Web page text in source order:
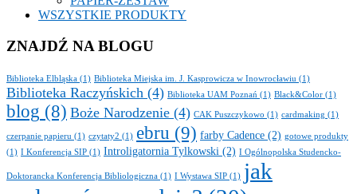
WSZYSTKIE PRODUKTY
ZNAJDŹ NA BLOGU
Biblioteka Elbląska (1) Biblioteka Miejska im. J. Kasprowicza w Inowrocławiu (1)
Biblioteka Raczyńskich (4) Biblioteka UAM Poznań (1) Black&Color (1)
blog (8) Boże Narodzenie (4) CAK Puszczykowo (1) cardmaking (1)
czerpanie papieru (1) czytaty2 (1) ebru (9) farby Cadence (2) gotowe produkty
(1) I Konferencja SIP (1) Introligatornia Tylkowski (2) I Ogólnopolska Studencko-
Doktorancka Konferencja Bibliologiczna (1) I Wystawa SIP (1) jak